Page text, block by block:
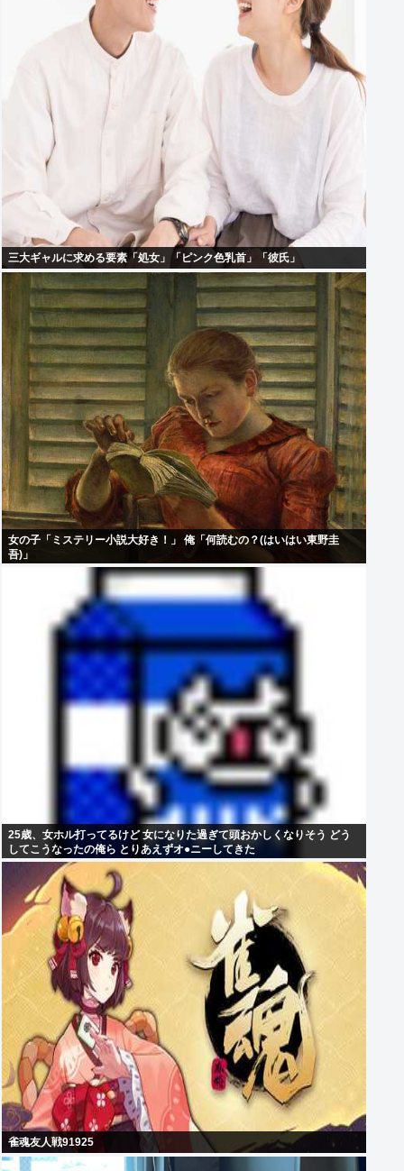
三大ギャルに求める要素「処女」「ピンク色乳首」「彼氏」
女の子「ミステリー小説大好き！」 俺「何読むの？(はいはい東野圭
吾)」
25歳、女ホル打ってるけど 女になりた過ぎて頭おかしくなりそう どう
してこうなったの俺ら とりあえずオ●ニーしてきた
雀魂友人戦91925